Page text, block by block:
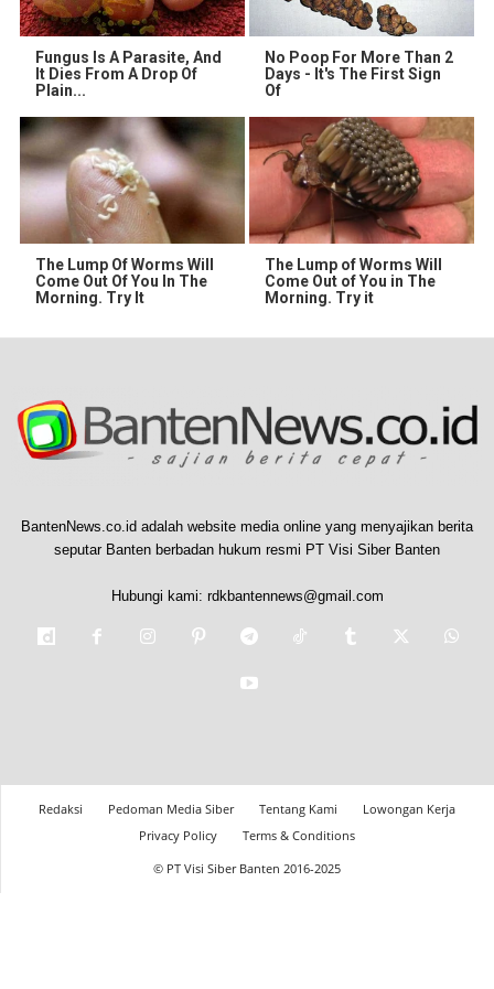
Fungus Is A Parasite, And
It Dies From A Drop Of
Plain...
No Poop For More Than 2
Days - It's The First Sign
Of
The Lump Of Worms Will
Come Out Of You In The
Morning. Try It
The Lump of Worms Will
Come Out of You in The
Morning. Try it
BantenNews.co.id adalah website media online yang menyajikan berita
seputar Banten berbadan hukum resmi PT Visi Siber Banten
Hubungi kami: rdkbantennews@gmail.com
Redaksi Pedoman Media Siber Tentang Kami
Lowongan Kerja
Privacy Policy
Terms & Conditions
© PT Visi Siber Banten 2016-2025